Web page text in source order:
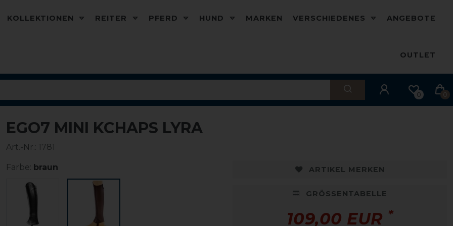
KOLLEKTIONEN REITER PFERD HUND MARKEN VERSCHIEDENES ANGEBOTE
OUTLET
0 0
EGO7 MINI KCHAPS LYRA
Art.-Nr.: 1781
Farbe: braun ARTIKEL MERKEN
GRÖSSENTABELLE
109,00 EUR *